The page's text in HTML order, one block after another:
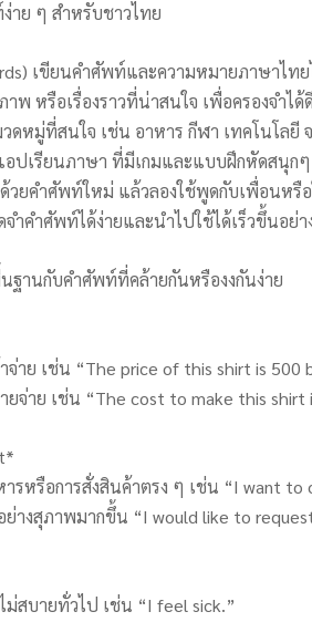
าย ๆ สำหรับชาวไทย
เขียนคำศัพท์และความหมายภาษาไ
พ หรือเรื่องราวที่น่าสนใจ เพื่อครองจำได้
ดหมู่ที่สนใจ เช่น อาหาร กีฬา เทคโนโลยี
อปเรียนภาษา ที่มีเกมและแบบฝึกหัดสนุกๆ
วยคำศัพท์ใหม่ แล้วลองใช้พูดกับเพื่อนหรื
ำคำศัพท์ได้ง่ายและนำไปใช้ได้เร็วขึ้นอย่
ฐานกับคำศัพท์ที่คล้ายกันหรืองงกันง่าย
จ่าย เช่น “The price of this shirt is 500
จ่าย เช่น “The cost to make this shirt
รหรือการสั่งสินค้าตรง ๆ เช่น “I want to
ย่างสุภาพมากขึ้น “I would like to
ม่สบายทั่วไป เช่น “I feel sick.”